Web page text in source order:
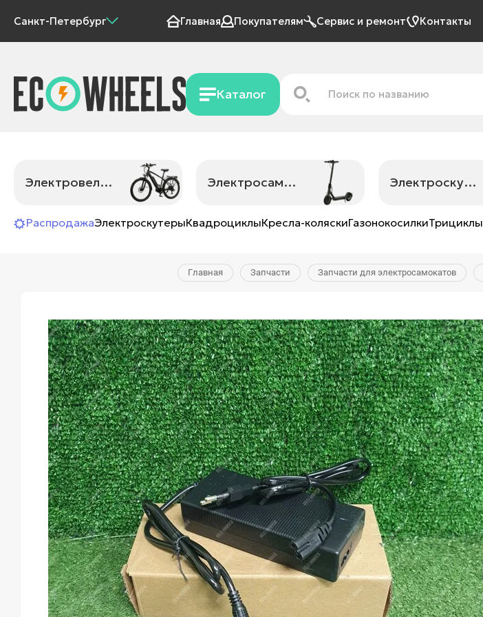
Санкт-Петербург Главная Покупателям Сервис и ремонт Контакты
Каталог
Электровелосипеды Электросамокаты Электроскутеры
РаспродажаЭлектроскутерыКвадроциклыКресла-коляскиГазонокосилкиТрициклы
Главная Запчасти Запчасти для электросамокатов